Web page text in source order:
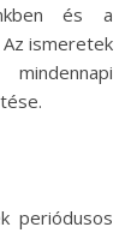
és a
ismeretek
periódusos